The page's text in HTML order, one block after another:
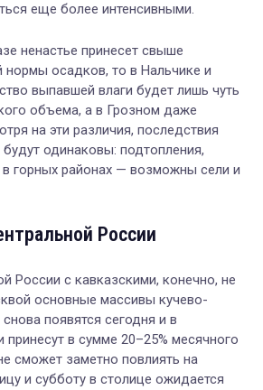
еще более интенсивными.
ненастье принесет свыше
осадков, то в Нальчике и
выпавшей влаги будет лишь чуть
объема, а в Грозном даже
на эти различия, последствия
одинаковы: подтопления,
в горных районах — возможны сели и
России
России с кавказскими, конечно, не
основные массивы кучево-
появятся сегодня и в
принесут в сумме 20–25% месячного
сможет заметно повлиять на
и субботу в столице ожидается